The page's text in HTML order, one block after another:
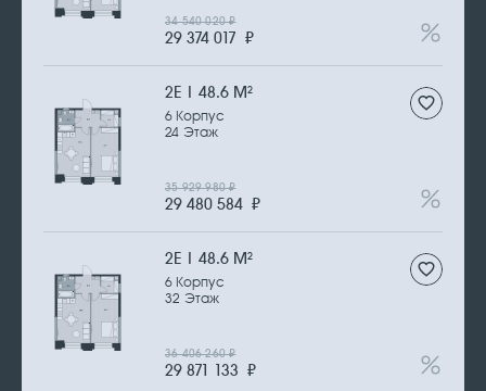
29 374 017 ₽
34 540 020₽
2Е | 48.6 М2
6 Корпус
24 Этаж
29 480 584 ₽
35 929 980₽
2Е | 48.6 М2
6 Корпус
32 Этаж
29 871 133 ₽
36 406 260₽